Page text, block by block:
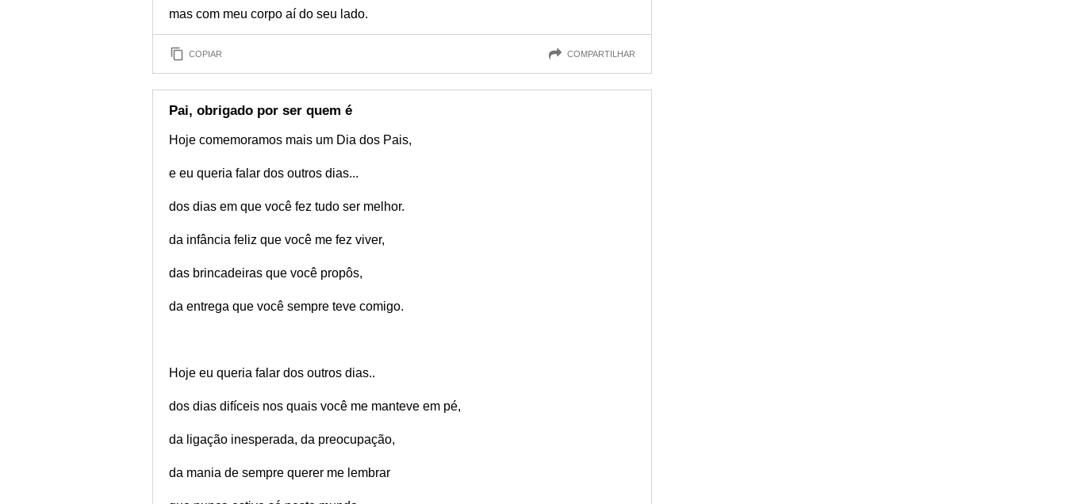
mas com meu corpo aí do seu lado.
COPIAR COMPARTILHAR
Pai, obrigado por ser quem é
Hoje comemoramos mais um Dia dos Pais,
e eu queria falar dos outros dias...
dos dias em que você fez tudo ser melhor.
da infância feliz que você me fez viver,
das brincadeiras que você propôs,
da entrega que você sempre teve comigo.
Hoje eu queria falar dos outros dias..
dos dias difíceis nos quais você me manteve em pé,
da ligação inesperada, da preocupação,
da mania de sempre querer me lembrar